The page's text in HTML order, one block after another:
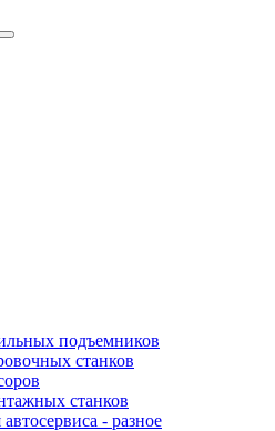
подъемников
станков
станков
- разное